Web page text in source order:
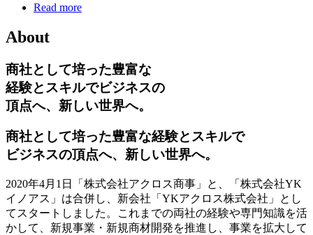
Read more
About
商社として培った豊富な
経験とスキルでビジネスの
頂点へ、新しい世界へ。
商社として培った豊富な経験とスキルで
ビジネスの頂点へ、新しい世界へ。
2020年4月1日「株式会社アクロス商事」と、「株式会社YK
イノアス」は合併し、新会社「YKアクロス株式会社」とし
てスタートしました。これまでの両社の経験や専門知識を活
かして、新規事業・新規商材開発を推進し、事業を拡大して